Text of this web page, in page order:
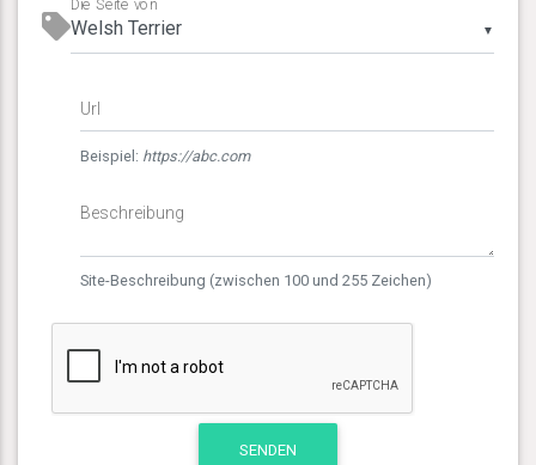
▼
Die Seite von
Url
Beispiel: https://abc.com
Beschreibung
Site-Beschreibung (zwischen 100 und 255 Zeichen)
SENDEN